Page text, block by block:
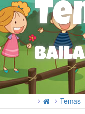
Temas